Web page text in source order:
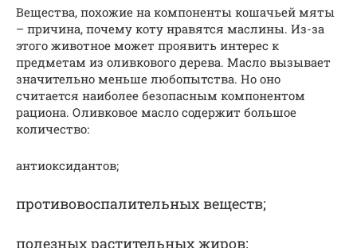
Вещества, похожие на компоненты кошачьей мяты
– причина, почему коту нравятся маслины. Из-за
этого животное может проявить интерес к
предметам из оливкового дерева. Масло вызывает
значительно меньше любопытства. Но оно
считается наиболее безопасным компонентом
рациона. Оливковое масло содержит большое
количество:
антиоксидантов;
противовоспалительных веществ;
полезных растительных жиров;